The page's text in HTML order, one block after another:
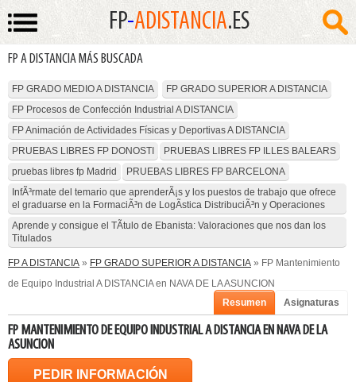
FP-ADISTANCIA.ES
FP A DISTANCIA MÁS BUSCADA
FP GRADO MEDIO A DISTANCIA
FP GRADO SUPERIOR A DISTANCIA
FP Procesos de Confección Industrial A DISTANCIA
FP Animación de Actividades Físicas y Deportivas A DISTANCIA
PRUEBAS LIBRES FP DONOSTI
PRUEBAS LIBRES FP ILLES BALEARS
pruebas libres fp Madrid
PRUEBAS LIBRES FP BARCELONA
InfÃ³rmate del temario que aprenderÃ¡s y los puestos de trabajo que ofrece
el graduarse en la FormaciÃ³n de LogÃ­stica DistribuciÃ³n y Operaciones
Aprende y consigue el TÃ­tulo de Ebanista: Valoraciones que nos dan los
Titulados
FP A DISTANCIA » FP GRADO SUPERIOR A DISTANCIA » FP Mantenimiento
de Equipo Industrial A DISTANCIA en NAVA DE LA ASUNCION
Resumen
Asignaturas
FP MANTENIMIENTO DE EQUIPO INDUSTRIAL A DISTANCIA EN NAVA DE LA
ASUNCION
PEDIR INFORMACIÓN